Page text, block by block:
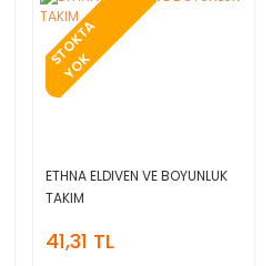
S
T
O
K
T
A
Y
O
K
ETHNA ELDIVEN VE BOYUNLUK
TAKIM
41,31 TL